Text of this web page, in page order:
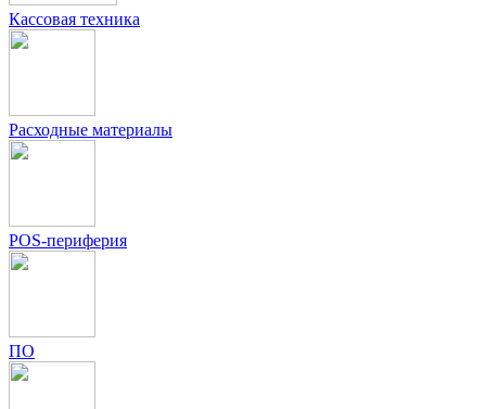
Кассовая техника
Расходные материалы
POS-периферия
ПО